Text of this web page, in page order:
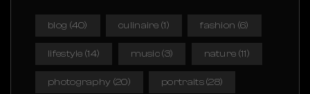
blog (40) culinaire (1) fashion (6)
lifestyle (14) music(3) nature (11)
photography (20) portraits(28)